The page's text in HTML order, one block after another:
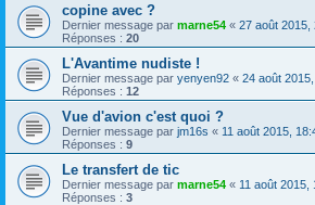
copine avec ?
Dernier message par marne54 « 27 août 2015,
Réponses : 20
L'Avantime nudiste !
Dernier message par yenyen92 « 24 août 2015,
Réponses : 12
Vue d'avion c'est quoi ?
Dernier message par jm16s « 11 août 2015,
Réponses : 9
Le transfert de tic
Dernier message par marne54 « 11 août 2015,
Réponses : 3